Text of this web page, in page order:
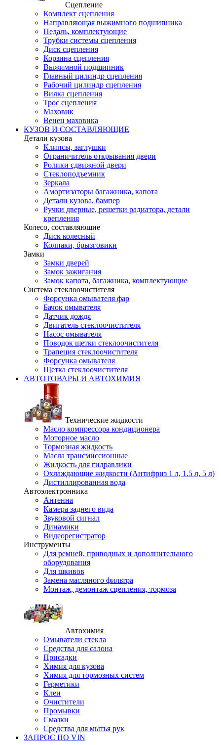
Сцепление
Комплект сцепления
Направляющая выжимного подшипника
Педаль, комплектующие
Трубки системы сцепления
Диск сцепления
Корзина сцепления
Выжимной подшипник
Главный цилиндр сцепления
Рабочий цилиндр сцепления
Вилка сцепления
Трос сцепления
Маховик
Венец маховика
КУЗОВ И СОСТАВЛЯЮЩИЕ
Детали кузова
Клипсы, заглушки
Ограничитель открывания двери
Ролики сдвижной двери
Стеклоподъемник
Зеркала
Амортизаторы багажника, капота
Детали кузова, бампер
Ручки дверные, решетки радиатора, детали
крепления
Колесо, составляющие
Диск колесный
Колпаки, брызговики
Замки
Замки дверей
Замок зажигания
Замок капота, багажника, комплектующие
Система стеклоочистителя
Форсунка омывателя фар
Бачок омывателя
Датчик дождя
Двигатель стеклоочистителя
Насос омывателя
Поводок щетки стеклоочистителя
Трапеция стеклоочистителя
Форсунка омывателя
Щетка стеклоочистителя
АВТОТОВАРЫ И АВТОХИМИЯ
Технические жидкости
Масло компрессора кондиционера
Моторное масло
Тормозная жидкость
Масла трансмиссионные
Жидкость для гидравлики
Охлаждающие жидкости (Антифриз 1 л, 1.5 л, 5 л)
Дистиллированная вода
Автоэлектронника
Антенна
Камера заднего вида
Звуковой сигнал
Динамики
Видеорегистратор
Инструменты
Для ремней, приводных и дополнительного
оборудования
Для шкивов
Замена масляного фильтра
Монтаж, демонтаж сцепления, тормоза
Автохимия
Омыватели стекла
Средства для салона
Присадки
Химия для кузова
Химия для тормозных систем
Герметики
Клеи
Очистители
Промывки
Смазки
Средства для мытья рук
ЗАПРОС ПО VIN